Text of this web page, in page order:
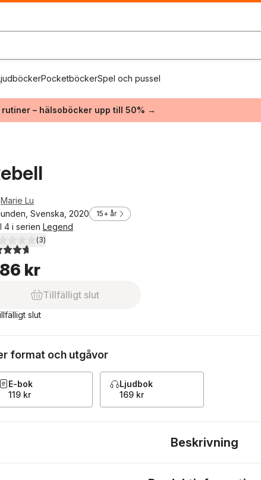
PocketböckerSpel och pussel
rutiner – hälsoböcker upp till 50% →
Marie Lu
Svenska, 2020
15+ år
4 i serien Legend
utav 5 stjärnor. Totalt antal röster:
(3)
kr
Tillfälligt slut
slut
format och utgåvor
E-bok
119 kr
Ljudbok
169 kr
Beskrivning